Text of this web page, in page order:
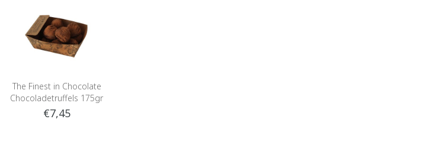
The Finest in Chocolate
Chocoladetruffels 175gr
€7,45